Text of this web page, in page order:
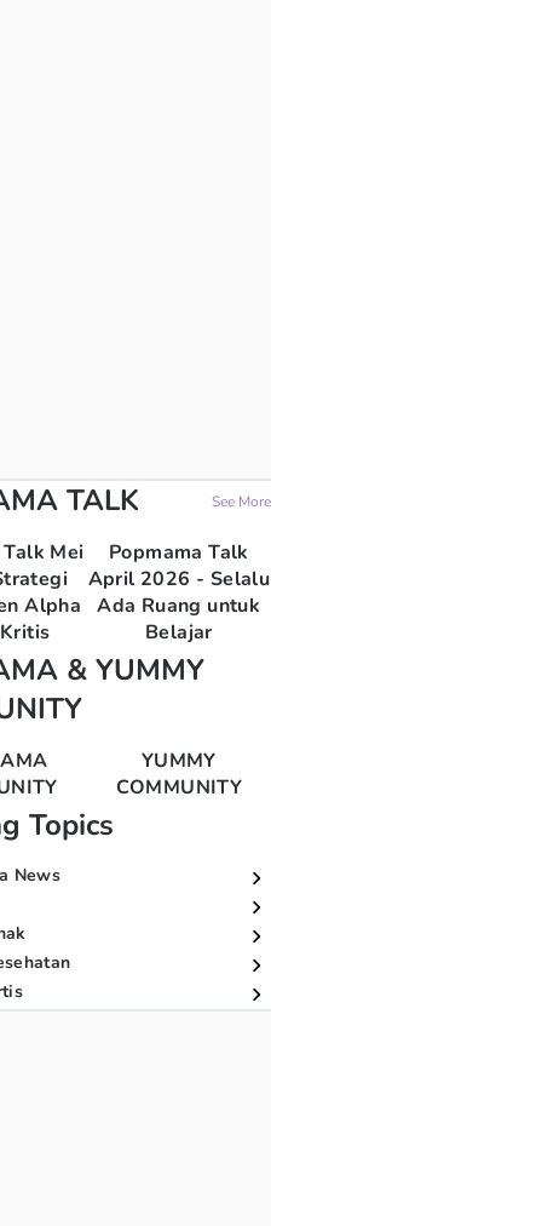
TALK See More
Mei
Alpha
Popmama Talk
April 2026 - Selalu
Ada Ruang untuk
Belajar
& YUMMY
YUMMY
COMMUNITY
Topics
News